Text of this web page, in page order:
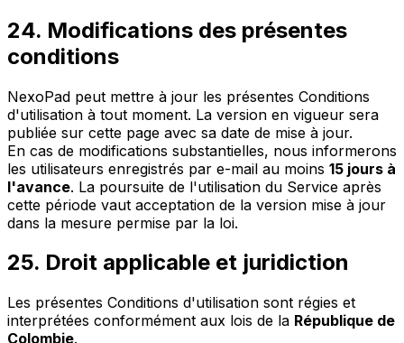
24. Modifications des présentes
conditions
NexoPad peut mettre à jour les présentes Conditions
d'utilisation à tout moment. La version en vigueur sera
publiée sur cette page avec sa date de mise à jour.
En cas de modifications substantielles, nous informerons
les utilisateurs enregistrés par e-mail au moins 15 jours à
l'avance. La poursuite de l'utilisation du Service après
cette période vaut acceptation de la version mise à jour
dans la mesure permise par la loi.
25. Droit applicable et juridiction
Les présentes Conditions d'utilisation sont régies et
interprétées conformément aux lois de la République de
Colombie.